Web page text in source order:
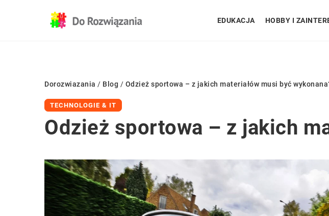
EDUKACJA HOBBY I
Dorozwiazania / Blog / Odzież sportowa – z jakich materiałów musi być
TECHNOLOGIE & IT
Odzież sportowa – z jakich